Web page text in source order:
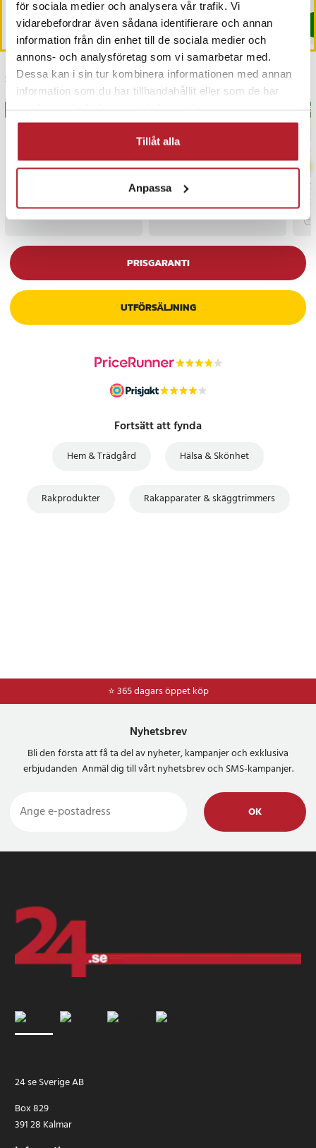
för sociala medier och analysera vår trafik. Vi
vidarebefordrar även sådana identifierare och annan
information från din enhet till de sociala medier och
annons- och analysföretag som vi samarbetar med.
Dessa kan i sin tur kombinera informationen med annan
information som du har tillhandahållit eller som de har
Tillåt alla
Anpassa
Köp
Köp
Senast besökta
PRISGARANTI
UTFÖRSÄLJNING
Fortsätt att fynda
Hem & Trädgård Hälsa & Skönhet
Rakprodukter Rakapparater & skäggtrimmers
⭐ 365 dagars öppet köp
⭐Frakt 49kr *
Nyhetsbrev
Bli den första att få ta del av nyheter, kampanjer och exklusiva
erbjudanden Anmäl dig till vårt nyhetsbrev och SMS-kampanjer.
OK
24 se Sverige AB
Box 829
391 28 Kalmar